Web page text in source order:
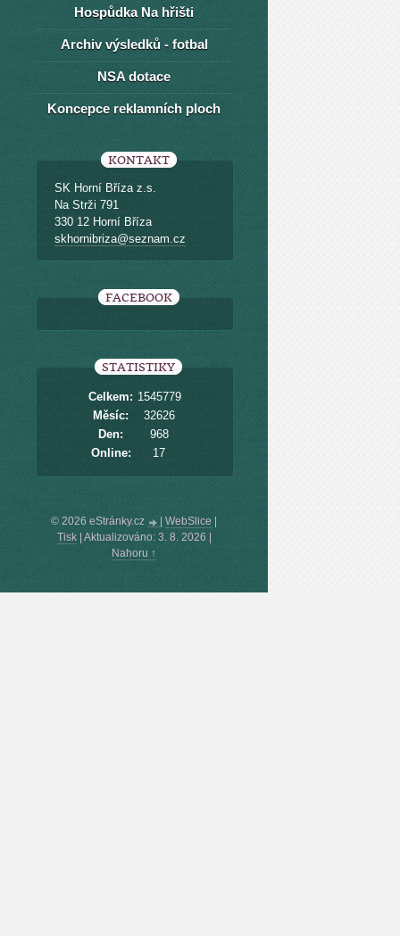
Hospůdka Na hřišti
Archiv výsledků - fotbal
NSA dotace
Koncepce reklamních ploch
KONTAKT
SK Horní Bříza z.s.
Na Strži 791
330 12 Horní Bříza
skhornibriza@seznam.cz
FACEBOOK
STATISTIKY
Online: 17
Celkem: 1545779
Měsíc:
32626
Den:
968
© 2026 eStránky.cz WebSlice
Tisk| Aktualizováno: 3. 8. 2026
Nahoru ↑